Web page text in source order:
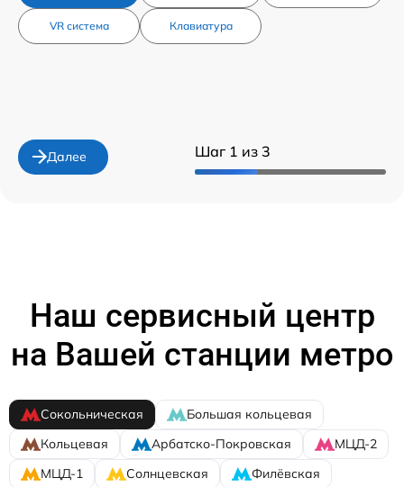
Шаг 1 из 3
VR система Клавиатура
Далее
Наш сервисный центр
на Вашей станции метро
Сокольническая
Большая кольцевая
Кольцевая
Арбатско-Покровская
МЦД-2
МЦД-1
Солнцевская
Филёвская